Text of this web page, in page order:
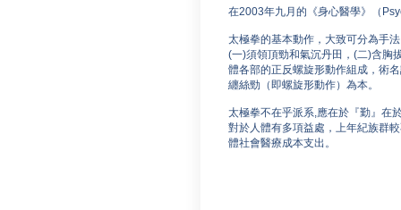
在2003年九月的《身心醫學》（
太極拳的基本動作，大致可分為手
(一)須領頂勁和氣沉丹田，(二)含胸
體各部的正反螺旋形動作組成，術
纏絲勁（即螺旋形動作）為本。
太極拳不在乎派系,應在於『勤』在
對於人體有多項益處，上年紀族群
體社會醫療成本支出。